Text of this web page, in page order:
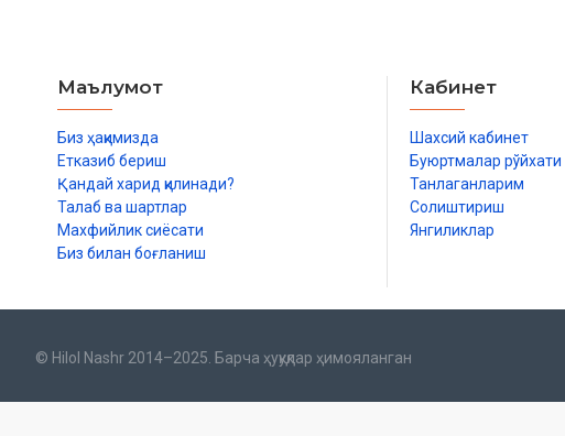
Маълумот
Биз ҳақимизда
Етказиб бериш
Қандай харид қилинади?
Талаб ва шартлар
Махфийлик сиёсати
Биз билан боғланиш
Кабинет
Шахсий кабинет
Буюртмалар рўйхати
Танлаганларим
Солиштириш
Янгиликлар
© Hilol Nashr 2014–2025. Барча ҳуқуқлар ҳимояланган